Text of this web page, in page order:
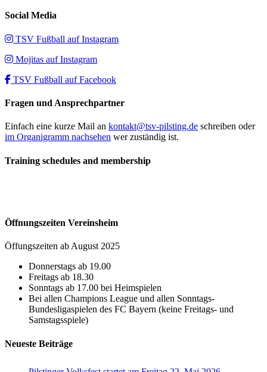
Social Media
TSV Fußball auf Instagram
Mojitas auf Instagram
TSV Fußball auf Facebook
Fragen und Ansprechpartner
Einfach eine kurze Mail an kontakt@tsv-pilsting.de schreiben oder
im Organigramm nachsehen wer zuständig ist.
Training schedules and membership
Öffnungszeiten Vereinsheim
Öffungszeiten ab August 2025
Donnerstags ab 19.00
Freitags ab 18.30
Sonntags ab 17.00 bei Heimspielen
Bei allen Champions League und allen Sonntags-
Bundesligaspielen des FC Bayern (keine Freitags- und
Samstagsspiele)
Neueste Beiträge